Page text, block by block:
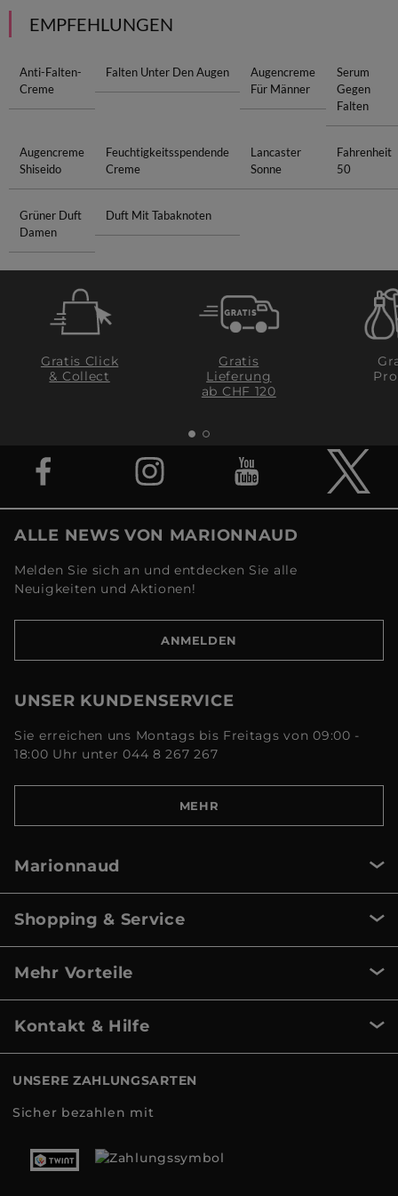
EMPFEHLUNGEN
Anti-Falten-
Creme
Falten Unter Den Augen
Augencreme
Für Männer
Serum
Gegen
Falten
Augencreme
Shiseido
Feuchtigkeitsspendende
Creme
Lancaster
Sonne
Fahrenheit
50
Grüner Duft
Damen
Duft Mit Tabaknoten
Gratis Click
& Collect
Gratis
Lieferung
ab CHF 120
ALLE NEWS VON MARIONNAUD
Melden Sie sich an und entdecken Sie alle
Neuigkeiten und Aktionen!
ANMELDEN
UNSER KUNDENSERVICE
Sie erreichen uns Montags bis Freitags von 09:00 -
18:00 Uhr unter 044 8 267 267
MEHR
Marionnaud
Shopping & Service
Mehr Vorteile
Kontakt & Hilfe
UNSERE ZAHLUNGSARTEN
Sicher bezahlen mit